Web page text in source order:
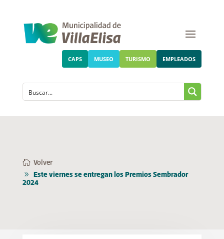
CAPS MUSEO TURISMO EMPLEADOS
Volver
Este viernes se entregan los Premios Sembrador
2024